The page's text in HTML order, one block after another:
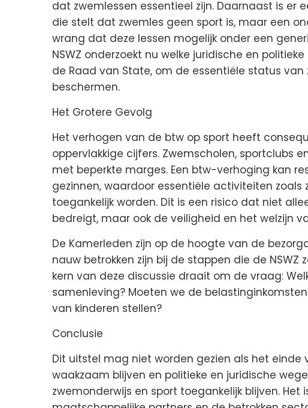
dat zwemlessen essentieel zijn. Daarnaast is er
die stelt dat zwemles geen sport is, maar een
wrang dat deze lessen mogelijk onder een
NSWZ onderzoekt nu welke juridische en
de Raad van State, om de essentiële status
beschermen.
Het Grotere Gevolg
Het verhogen van de btw op sport heeft
oppervlakkige cijfers. Zwemscholen, sportclubs
met beperkte marges. Een btw-verhoging kan
gezinnen, waardoor essentiële activiteiten zoals
toegankelijk worden. Dit is een risico dat niet
bedreigt, maar ook de veiligheid en het welzijn
De Kamerleden zijn op de hoogte van de
nauw betrokken zijn bij de stappen die de
kern van deze discussie draait om de vraag:
samenleving? Moeten we de
van kinderen stellen?
Conclusie
Dit uitstel mag niet worden gezien als het einde
waakzaam blijven en politieke en juridische
zwemonderwijs en sport toegankelijk blijven.